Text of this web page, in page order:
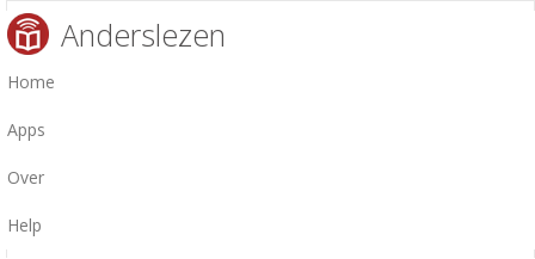
Anderslezen
Home
Apps
Over
Help